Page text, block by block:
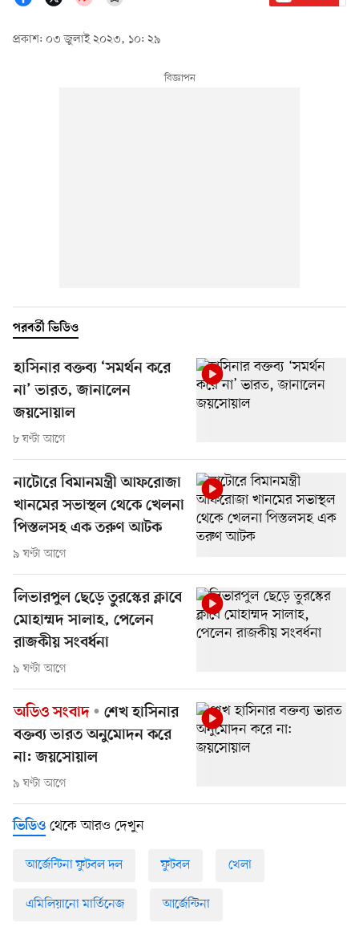
প্রকাশ: ০৩ জুলাই ২০২৩, ১০: ২৯
পরবর্তী ভিডিও
হাসিনার বক্তব্য ‘সমর্থন করে
না’ ভারত, জানালেন
জয়সোয়াল
৮ ঘণ্টা আগে
নাটোরে বিমানমন্ত্রী আফরোজা
খানমের সভাস্থল থেকে খেলনা
পিস্তলসহ এক তরুণ আটক
৯ ঘণ্টা আগে
লিভারপুল ছেড়ে তুরস্কের ক্লাবে
মোহাম্মদ সালাহ, পেলেন
রাজকীয় সংবর্ধনা
৯ ঘণ্টা আগে
অডিও সংবাদ
শেখ হাসিনার
বক্তব্য ভারত অনুমোদন করে
না: জয়সোয়াল
৯ ঘণ্টা আগে
ভিডিও থেকে আরও দেখুন
আর্জেন্টিনা ফুটবল দল ফুটবল খেলা
এমিলিয়ানো মার্তিনেজ আর্জেন্টিনা